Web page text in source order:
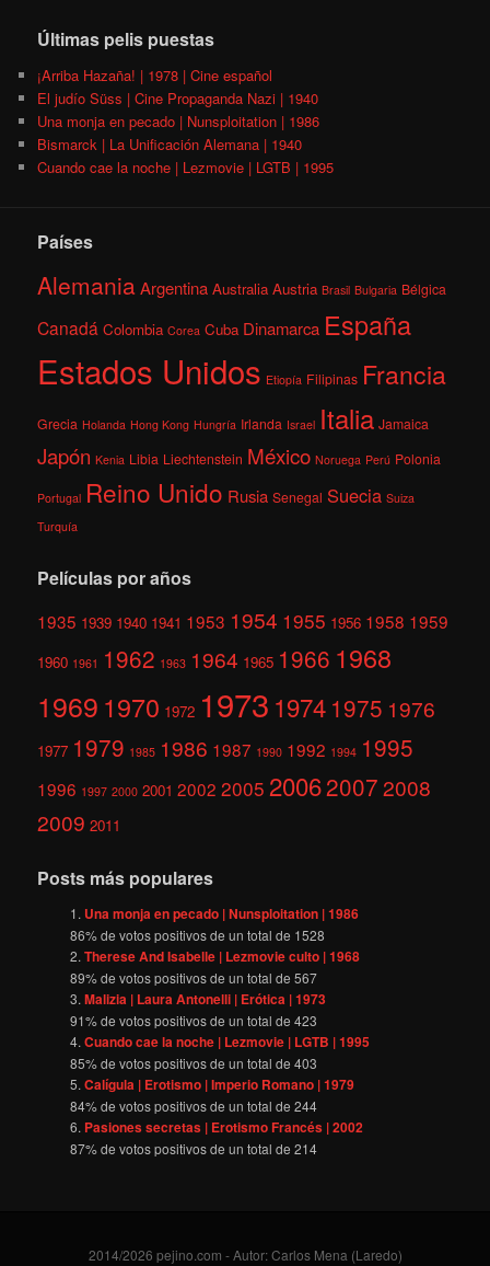
Últimas pelis puestas
¡Arriba Hazaña! | 1978 | Cine español
El judío Süss | Cine Propaganda Nazi | 1940
Una monja en pecado | Nunsploitation | 1986
Bismarck | La Unificación Alemana | 1940
Cuando cae la noche | Lezmovie | LGTB | 1995
Países
AlemaniaArgentina Australia Austria Brasil Bulgaria Bélgica
Canadá Colombia Corea Cuba Dinamarca España
Estados Unidos Etiopía Filipinas Francia
Grecia Holanda Hong Kong Hungría Irlanda Israel Italia Jamaica
Japón Kenia Libia Liechtenstein México Noruega Perú Polonia
Portugal Reino Unido Rusia Senegal Suecia Suiza
Turquía
Películas por años
1935 1939 1940 1941 1953 1954 1955 1956 1958 1959
1960 1961 1962 1963 1964 1965 1966 1968
1969 1970 1972 1973 1974 1975 1976
1977 1979 1985 1986 1987 1990 1992 1994 1995
1996 1997 2000 2001 2002 2005 200620072008
2009 2011
Posts más populares
Una monja en pecado | Nunsploitation | 1986
86% de votos positivos de un total de 1528
Therese And Isabelle | Lezmovie culto | 1968
89% de votos positivos de un total de567
Malizia | Laura Antonelli | Erótica | 1973
91% de votos positivos de un total de423
Cuando cae la noche | Lezmovie | LGTB | 1995
85% de votos positivos de un total de403
Calígula | Erotismo | Imperio Romano | 1979
84% de votos positivos de un total de244
Pasiones secretas | Erotismo Francés | 2002
87% de votos positivos de un total de214
2014/2026 pejino.com - Autor: Carlos Mena (Laredo)